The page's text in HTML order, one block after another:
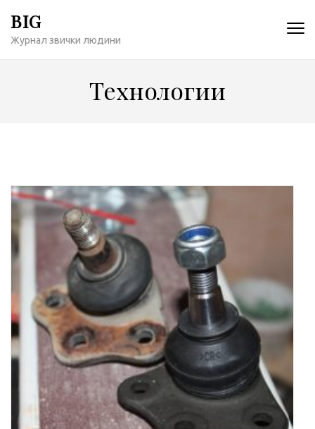
содержимому
BIG
Журнал звички людини
Технологии